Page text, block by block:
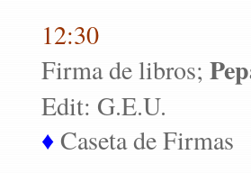
12:30
Firma de libros;
Edit: G.E.U.
♦Caseta de Firmas